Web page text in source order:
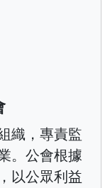
織，專責監
。公會根據
以公眾利益